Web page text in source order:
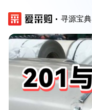
寻源宝典